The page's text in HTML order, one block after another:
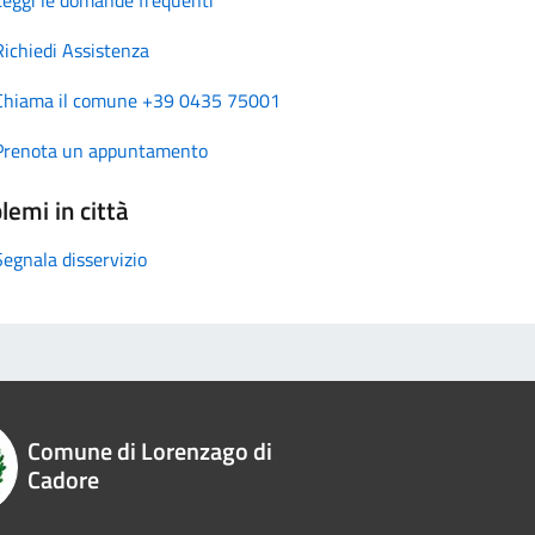
Assistenza
il comune +39 0435 75001
un appuntamento
in città
disservizio
Comune di Lorenzago di
Cadore